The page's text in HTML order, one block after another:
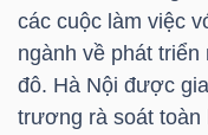
các cuộc làm việc
ngành về phát
đô. Hà Nội được
trương rà soát toàn
NGÀNH